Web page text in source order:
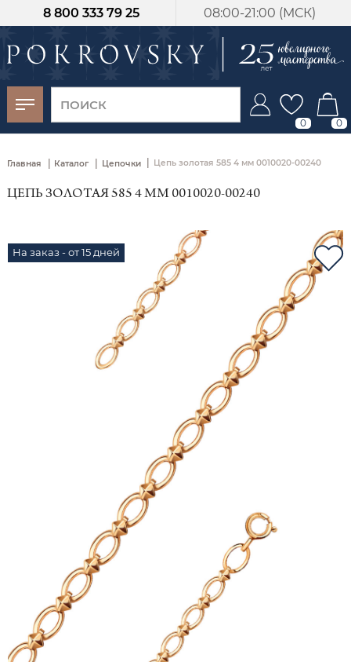
08:00-21:00 (МСК)
8 800 333 79 25
0 0
Главная | Каталог | Цепочки Цепь золотая 585 4 мм 0010020-00240
ЦЕПЬ ЗОЛОТАЯ 585 4 ММ 0010020-00240
На заказ - от 15 дней
-30%
от 15 дней с
момента оплаты